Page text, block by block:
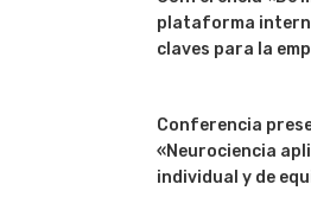
plataforma
claves para la
Conferencia
«Neurociencia
individual y de